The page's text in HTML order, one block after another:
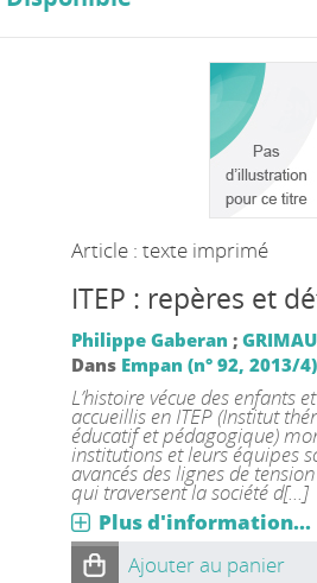
Article : texte imprimé
ITEP : repères et
Philippe Gaberan ;
Dans Empan (n° 92, 2013/4)
L’histoire vécue des enfants
accueillis en ITEP (Institut
éducatif et pédagogique)
institutions et leurs équipes
avancés des lignes de
qui traversent la société d[...]
Plus d'information...
Ajouter au panier